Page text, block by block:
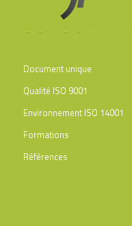
Document unique
Qualité ISO 9001
Environnement ISO 14001
Formations
Références